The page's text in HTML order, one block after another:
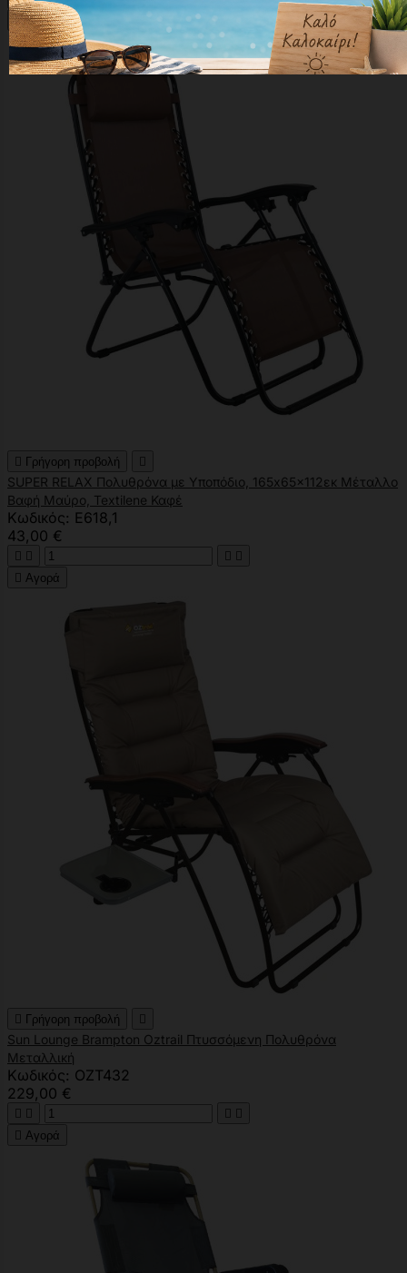
 Αγορά
 Γρήγορη προβολή 
SUPER RELAX Πολυθρόνα με Υποπόδιο, 165x65x112εκ Μέταλλο
Βαφή Μαύρο, Textilene Καφέ
Κωδικός: Ε618,1
43,00 €
   
 Αγορά
 Γρήγορη προβολή 
Sun Lounge Brampton Oztrail Πτυσσόμενη Πολυθρόνα
Μεταλλική
Κωδικός: OZT432
229,00 €
   
 Αγορά